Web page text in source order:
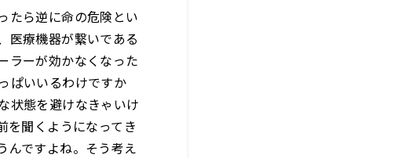
たら逆に命の危険とい
医療機器が繋いである
ラーが効かなくなった
ぱいいるわけですか
状態を避けなきゃいけ
を聞くようになってき
んですよね。そう考え